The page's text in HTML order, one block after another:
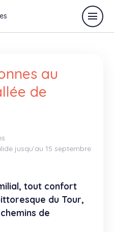
au
de
jusqu’au 15 septembre
tout confort
du Tour,
de